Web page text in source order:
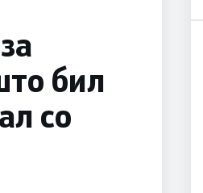
бил
со